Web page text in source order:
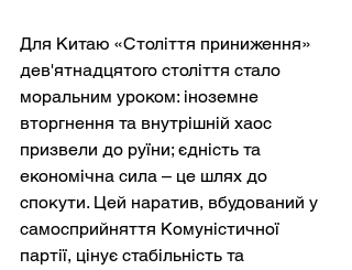
Для Китаю «Століття приниження»
дев'ятнадцятого століття стало
моральним уроком: іноземне
вторгнення та внутрішній хаос
призвели до руїни; єдність та
економічна сила – це шлях до
спокути. Цей наратив, вбудований у
самосприйняття Комуністичної
партії, цінує стабільність та